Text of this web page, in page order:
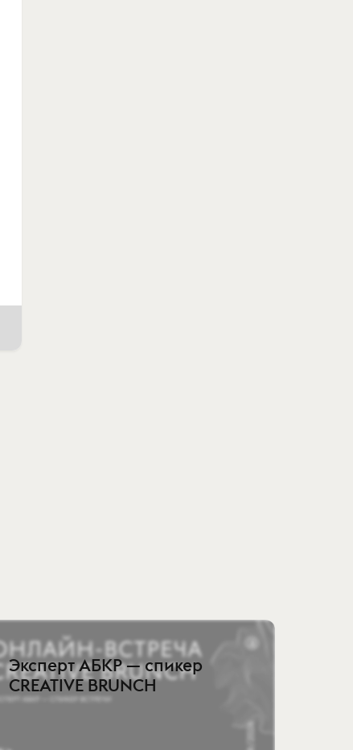
Эксперт АБКР — спикер
CREATIVE BRUNCH